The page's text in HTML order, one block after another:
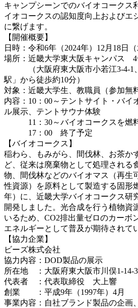
キャンプシーンでのバイオコークス
イオコークスの認知度向上およびエ
に繋げます。
【開催概要】
日時：令和6年（2024年）12月18日
場所：近畿大学東大阪キャンパス 4
（大阪府東大阪市小若江3-4-1
駅」から徒歩約10分）
対象：近畿大学生、教職員（参加無
内容：10：00～テントサイト・バイ
ル展示、テントサウナ体験
11：30～バイオコークスを燃料
17：00 終了予定
【バイオコークス】
稲わら、もみがら、間伐林、お茶か
ど、従来は廃棄物として処理される
物、間伐林などのバイオマス（再生
性資源）を原料として製造する固形
年）に、近畿大学バイオコークス研
開発しました。光合成を行う植物資
いるため、CO2排出量ゼロのカーボ
エネルギーとして普及が期待されて
【協力企業】
ビーズ株式会社
協力内容：DOD製品の展示
所在地 ：大阪府東大阪市川俣1-14-
代表者 ：代表取締役 大上響
創業 ：平成9年（1997年）4月
事業内容：自社ブランド製品の企画